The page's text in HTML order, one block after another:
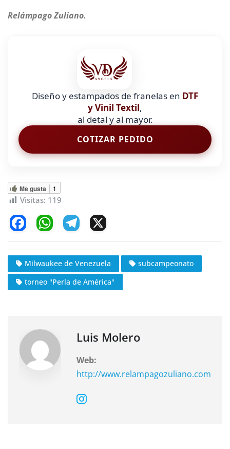
Relámpago Zuliano.
Diseño y estampados de franelas en DTF
y Vinil Textil,
al detal y al mayor.
COTIZAR PEDIDO
Me gusta 1
Visitas: 119
c
e
b
k
W
at
s
A
e
gr
a
Milwaukee de Venezuela
subcampeonato
torneo "Perla de América"
Luis Molero
Web:
http://www.relampagozuliano.com